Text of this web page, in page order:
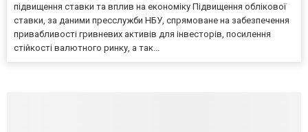
підвищення ставки та вплив на економіку Підвищення облікової
ставки, за даними пресслужби НБУ, спрямоване на забезпечення
привабливості гривневих активів для інвесторів, посилення
стійкості валютного ринку, а так...